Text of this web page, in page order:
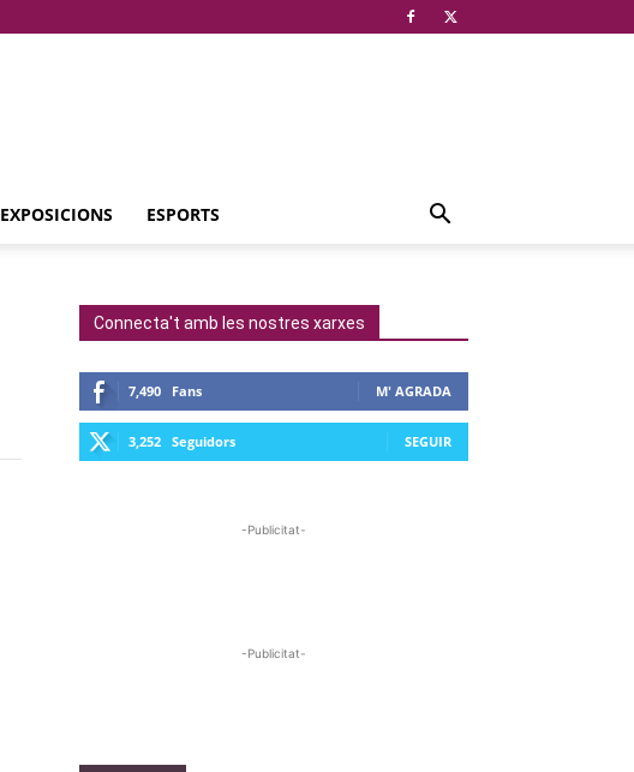
EXPOSICIONS ESPORTS
Connecta't amb les nostres xarxes
7,490 Fans M' AGRADA
3,252 Seguidors SEGUIR
-Publicitat-
-Publicitat-